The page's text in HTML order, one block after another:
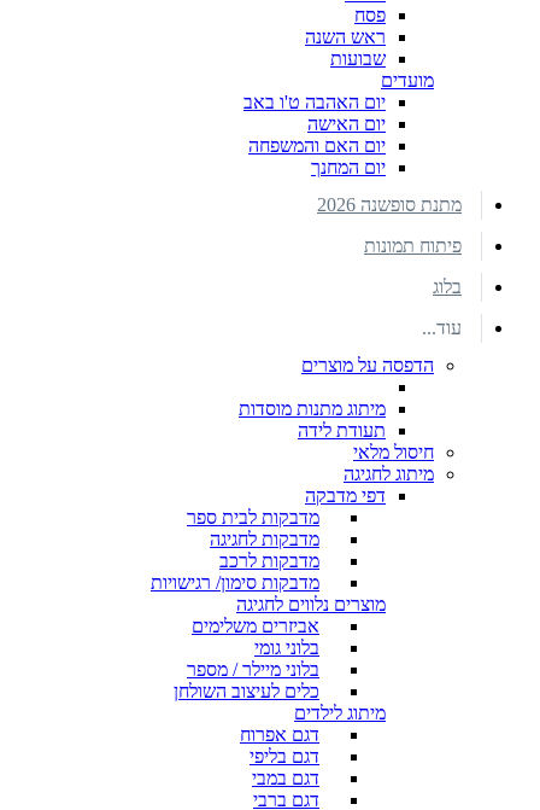
פסח
ראש השנה
שבועות
מועדים
יום האהבה ט'ו באב
יום האישה
יום האם והמשפחה
יום המחנך
מתנת סופשנה 2026
פיתוח תמונות
בלוג
עוד...
הדפסה על מוצרים
מיתוג מתנות מוסדות
תעודת לידה
חיסול מלאי
מיתוג לחגיגה
דפי מדבקה
מדבקות לבית ספר
מדבקות לחגיגה
מדבקות לרכב
מדבקות סימון/ רגישויות
מוצרים נלווים לחגיגה
אביזרים משלימים
בלוני גומי
בלוני מיילר / מספר
כלים לעיצוב השולחן
מיתוג לילדים
דגם אפרוח
דגם בליפי
דגם במבי
דגם ברבי